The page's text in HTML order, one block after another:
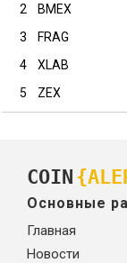
2
BMEX
3
FRAG
4
XLAB
5
ZEX
COIN
Основные
Главная
Новости